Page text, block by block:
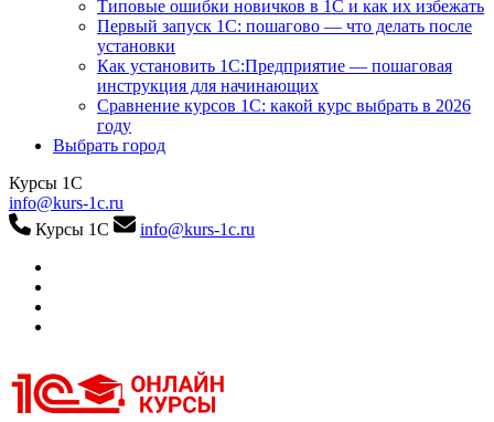
Типовые ошибки новичков в 1С и как их избежать
Первый запуск 1С: пошагово — что делать после
установки
Как установить 1С:Предприятие — пошаговая
инструкция для начинающих
Сравнение курсов 1С: какой курс выбрать в 2026
году
Выбрать город
Курсы 1С
info@kurs-1c.ru
Курсы 1С
info@kurs-1c.ru